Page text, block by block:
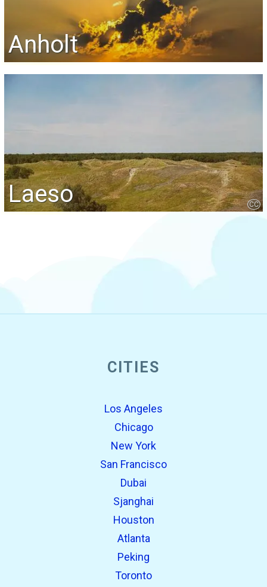
Anholt
Laeso CC
CITIES
Los Angeles
Chicago
New York
San Francisco
Dubai
Sjanghai
Houston
Atlanta
Peking
Toronto